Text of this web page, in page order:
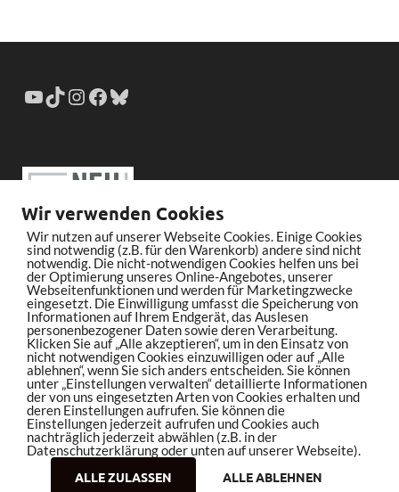
Wir verwenden Cookies
Wir nutzen auf unserer Webseite Cookies. Einige Cookies
sind notwendig (z.B. für den Warenkorb) andere sind nicht
notwendig. Die nicht-notwendigen Cookies helfen uns bei
der Optimierung unseres Online-Angebotes, unserer
Webseitenfunktionen und werden für Marketingzwecke
eingesetzt. Die Einwilligung umfasst die Speicherung von
Informationen auf Ihrem Endgerät, das Auslesen
personenbezogener Daten sowie deren Verarbeitung.
Klicken Sie auf „Alle akzeptieren“, um in den Einsatz von
nicht notwendigen Cookies einzuwilligen oder auf „Alle
ablehnen“, wenn Sie sich anders entscheiden. Sie können
unter „Einstellungen verwalten“ detaillierte Informationen
der von uns eingesetzten Arten von Cookies erhalten und
deren Einstellungen aufrufen. Sie können die
Einstellungen jederzeit aufrufen und Cookies auch
nachträglich jederzeit abwählen (z.B. in der
Datenschutzerklärung oder unten auf unserer Webseite).
ALLE ZULASSEN
ALLE ABLEHNEN